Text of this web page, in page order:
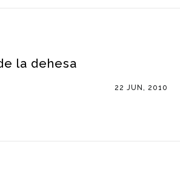
la dehesa
22 JUN, 2010